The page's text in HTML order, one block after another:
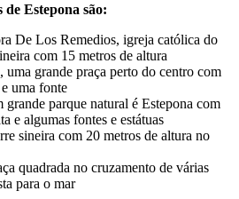
Estepona são:
De Los Remedios, igreja católica do
com 15 metros de altura
grande praça perto do centro com
uma fonte
parque natural é Estepona com
e algumas fontes e estátuas
sineira com 20 metros de altura no
quadrada no cruzamento de várias
para o mar